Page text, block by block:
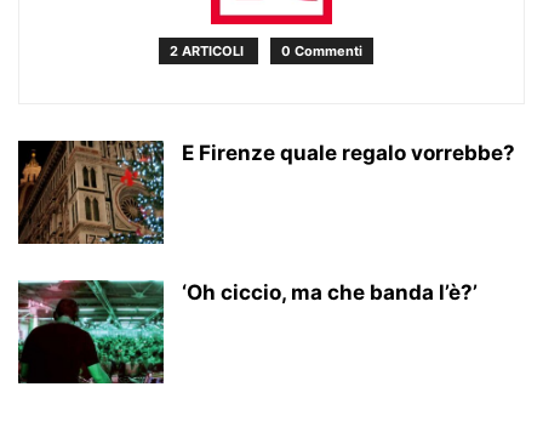
2 ARTICOLI 0 Commenti
E Firenze quale regalo vorrebbe?
‘Oh ciccio, ma che banda l’è?’